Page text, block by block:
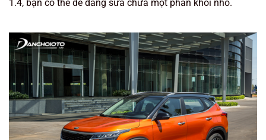
1.4, bạn có thể dễ dàng sửa chữa một phân khối nhỏ.